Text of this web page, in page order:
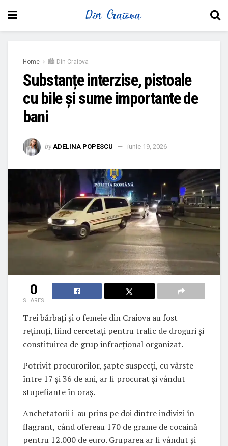
Home 🏙 Din Craiova
Substanțe interzise, pistoale
cu bile și sume importante de
bani
by ADELINA POPESCU iunie 19, 2026
0
SHARES
Trei bărbați și o femeie din Craiova au fost
reținuți, fiind cercetați pentru trafic de droguri și
constituirea de grup infracțional organizat.
Potrivit procurorilor, șapte suspecți, cu vârste
între 17 și 36 de ani, ar fi procurat și vândut
stupefiante în oraș.
Anchetatorii i-au prins pe doi dintre indivizi în
flagrant, când ofereau 170 de grame de cocaină
pentru 12.000 de euro. Gruparea ar fi vândut și